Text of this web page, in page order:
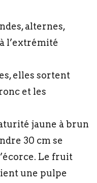
alternes,
l’extrémité
elles sortent
et les
jaune à brun
30 cm se
Le fruit
une pulpe